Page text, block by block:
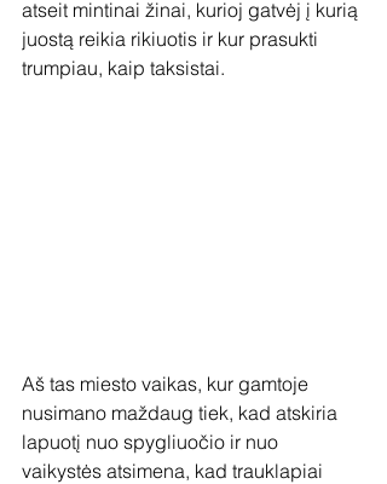
atseit mintinai žinai, kurioj gatvėj į kurią
juostą reikia rikiuotis ir kur prasukti
trumpiau, kaip taksistai.
Aš tas miesto vaikas, kur gamtoje
nusimano maždaug tiek, kad atskiria
lapuotį nuo spygliuočio ir nuo
vaikystės atsimena, kad trauklapiai